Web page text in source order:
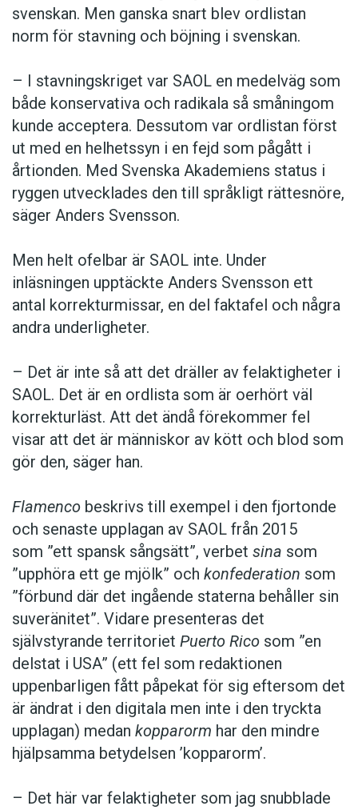
svenskan. Men ganska snart blev ordlistan
norm för stavning och böjning i svenskan.
– I stavningskriget var SAOL en medelväg som
både konservativa och radikala så småningom
kunde acceptera. Dessutom var ordlistan först
ut med en helhetssyn i en fejd som pågått i
årtionden. Med Svenska Akademiens status i
ryggen utvecklades den till språkligt rättesnöre,
säger Anders Svensson.
Men helt ofelbar är SAOL inte. Under
inläsningen upptäckte Anders Svensson ett
antal korrekturmissar, en del faktafel och några
andra underligheter.
– Det är inte så att det dräller av felaktigheter i
SAOL. Det är en ordlista som är oerhört väl
korrekturläst. Att det ändå förekommer fel
visar att det är människor av kött och blod som
gör den, säger han.
Flamenco beskrivs till exempel i den fjortonde
och senaste upplagan av SAOL från 2015
som ”ett spansk sångsätt”, verbet sina som
”upphöra ett ge mjölk” och konfederation som
”förbund där det ingående staterna behåller sin
suveränitet”. Vidare presenteras det
självstyrande territoriet Puerto Rico som ”en
delstat i USA” (ett fel som redaktionen
uppenbarligen fått påpekat för sig eftersom det
är ändrat i den digitala men inte i den tryckta
upplagan) medan kopparorm har den mindre
hjälpsamma betydelsen ’kopparorm’.
– Det här var felaktigheter som jag snubblade